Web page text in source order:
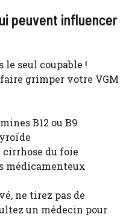
peuvent influencer
le seul coupable !
grimper votre VGM
B12 ou B9
cirrhose du foie
médicamenteux
ne tirez pas de
un médecin pour